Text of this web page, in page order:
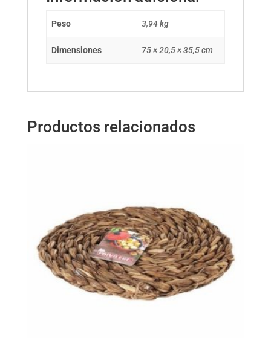
Peso 3,94 kg
Dimensiones 75 × 20,5 × 35,5 cm
Productos relacionados